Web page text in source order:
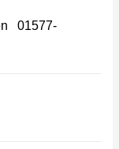
01577-